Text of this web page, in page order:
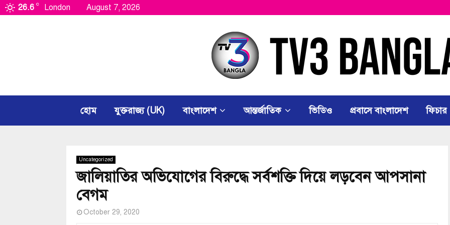
26.6 C London August 7, 2026
হোম যুক্তরাজ্য (UK) বাংলাদেশ আন্তর্জাতিক ভিডিও প্রবাসে বাংলাদেশ ফিচার
Uncategorized
জালিয়াতির অভিযোগের বিরুদ্ধে সর্বশক্তি দিয়ে লড়বেন আপসানা
বেগম
October 29, 2020